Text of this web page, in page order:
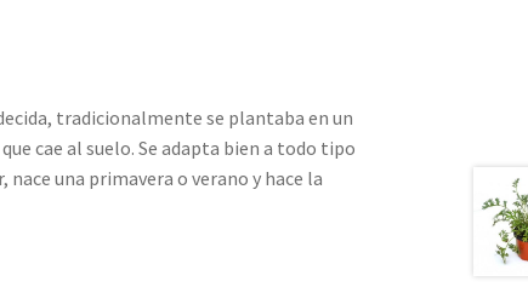
tradicionalmente se plantaba en un
cae al suelo. Se adapta bien a todo tipo
nace una primavera o verano y hace la